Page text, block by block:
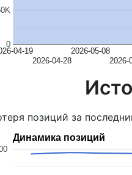
04-19
2026-04-28
2026-05-08
2026-
0
позиций за
Динамика позиций